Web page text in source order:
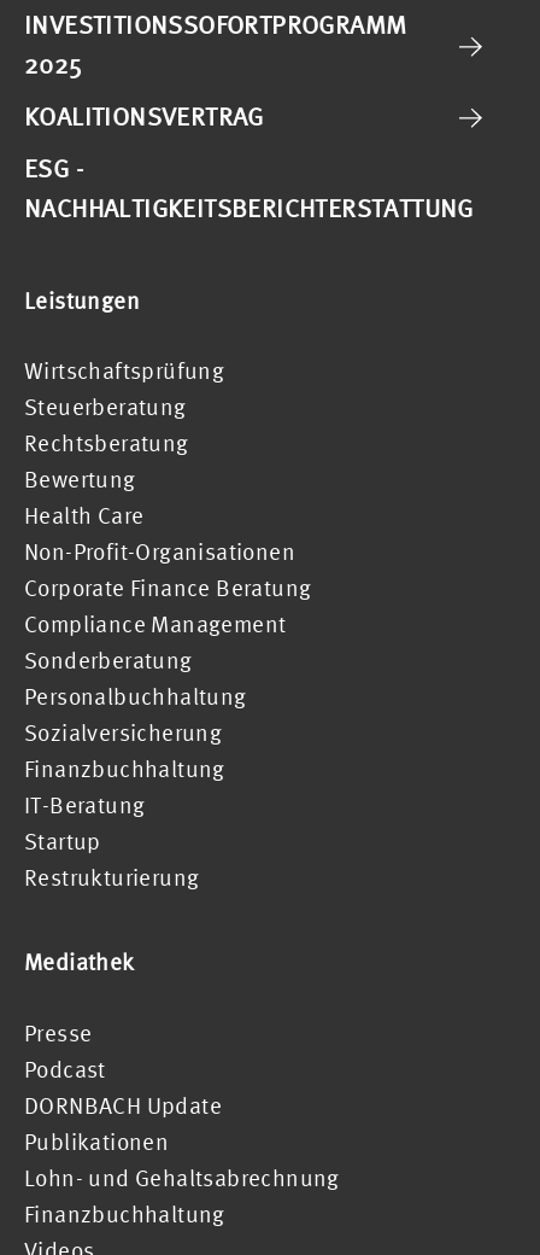
INVESTITIONSSOFORTPROGRAMM
2025
KOALITIONSVERTRAG
ESG -
NACHHALTIGKEITSBERICHTERSTATTUNG
Leistungen
Wirtschaftsprüfung
Steuerberatung
Rechtsberatung
Bewertung
Health Care
Non-Profit-Organisationen
Corporate Finance Beratung
Compliance Management
Sonderberatung
Personalbuchhaltung
Sozialversicherung
Finanzbuchhaltung
IT-Beratung
Startup
Restrukturierung
Mediathek
Presse
Podcast
DORNBACH Update
Publikationen
Lohn- und Gehaltsabrechnung
Finanzbuchhaltung
Videos